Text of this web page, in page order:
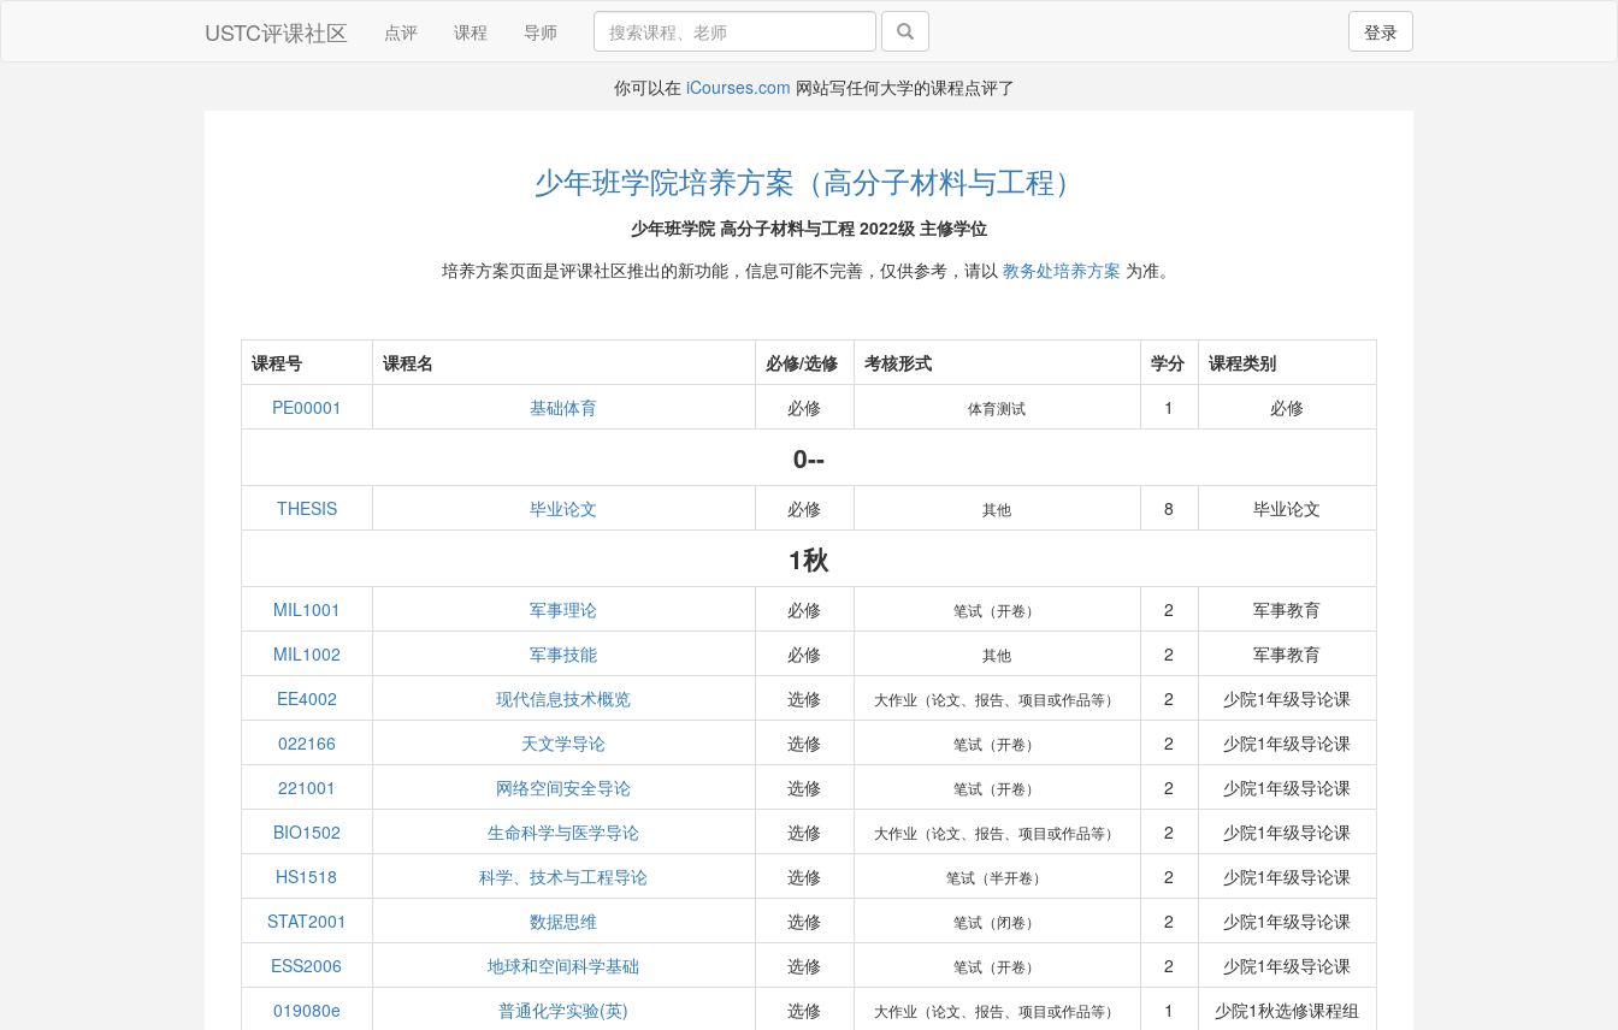
USTC评课社区 点评 课程 导师 登录
你可以在 iCourses.com 网站写任何大学的课程点评了
少年班学院培养方案（高分子材料与工程）
少年班学院 高分子材料与工程 2022级 主修学位
培养方案页面是评课社区推出的新功能，信息可能不完善，仅供参考，请以 教务处培养方案 为准。
课程号 课程名 必修/选修 考核形式 学分
课程类别
PE00001
基础体育 必修 体育测试 1 必修
0--
THESIS 毕业论文 必修 其他 8 毕业论文
1秋
MIL1001 军事理论 必修 笔试（开卷） 2
军事教育
MIL1002
军事技能 必修 其他 2
军事教育
EE4002
现代信息技术概览 选修 大作业（论文、报告、项目或作品等） 2
少院1年级导论课
022166
天文学导论 选修 笔试（开卷） 2
少院1年级导论课
221001
网络空间安全导论 选修 笔试（开卷） 2
少院1年级导论课
BIO1502
生命科学与医学导论 选修 大作业（论文、报告、项目或作品等） 2
少院1年级导论课
HS1518
科学、技术与工程导论 选修 笔试（半开卷） 2
少院1年级导论课
STAT2001
数据思维 选修 笔试（闭卷） 2
少院1年级导论课
ESS2006
地球和空间科学基础 选修 笔试（开卷） 2
少院1年级导论课
019080e
普通化学实验(英) 选修 大作业（论文、报告、项目或作品等） 1
少院1秋选修课程组